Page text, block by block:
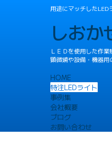
用途にマッチした
しおか
ＬＥＤを使用した作
顕微鏡や設備・機器
HOME
特注LEDライト
事例集
会社概要
ブログ
お問い合わせ